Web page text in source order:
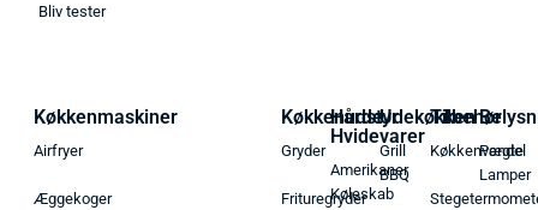
Bliv tester
Køkkenmaskiner
Airfryer
Æggekoger
Køkkenudstyr
Gryder
Frituregryder
Hårde
Hvidevarer
Amerikaner
Køleskab
Udekøkken
Grill
BBQ
Tilbehør
Køkkenvægte
Pendel
Lamper